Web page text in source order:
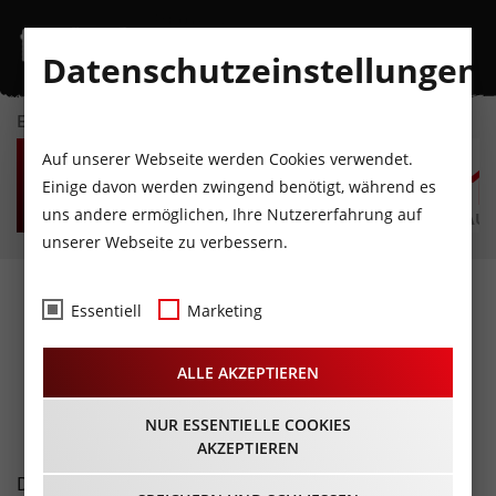
EVENTKALENDER
FR
7
AUGUST
SA
8
AUGUST
SO
9
AUGUST
MO
10
AUGUST
DI
11
AUGUST
Fotos - Rennen Herren
Elite@Rad-WM Innsbruck
30.09.2018
Die Rad-WM in Innsbruck - Tirol! Eine im Vorgeld sehr
Datenschutzeinstellungen
Auf unserer Webseite werden Cookies verwendet.
Einige davon werden zwingend benötigt, während es
uns andere ermöglichen, Ihre Nutzererfahrung auf
unserer Webseite zu verbessern.
Essentiell Marketing
ALLE AKZEPTIEREN
NUR ESSENTIELLE COOKIES
AKZEPTIEREN